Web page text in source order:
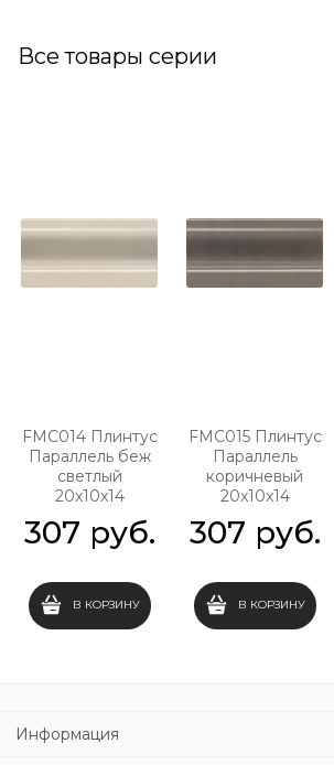
Все товары серии
FMC014 Плинтус
Параллель беж
светлый
20x10x14
307 руб.
В КОРЗИНУ
FMC015 Плинтус
Параллель
коричневый
20x10x14
307 руб.
В КОРЗИНУ
Информация